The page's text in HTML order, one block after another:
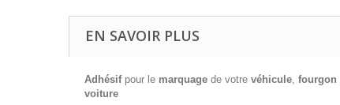
EN SAVOIR PLUS
Adhésifpour le marquage de votre véhicule, fourgon
voiture